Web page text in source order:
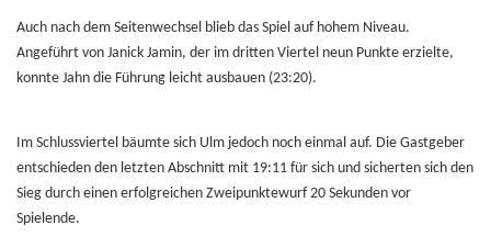
Auch nach dem Seitenwechsel blieb das Spiel auf hohem Niveau.
Angeführt von Janick Jamin, der im dritten Viertel neun Punkte erzielte,
konnte Jahn die Führung leicht ausbauen (23:20).
Im Schlussviertel bäumte sich Ulm jedoch noch einmal auf. Die Gastgeber
entschieden den letzten Abschnitt mit 19:11 für sich und sicherten sich den
Sieg durch einen erfolgreichen Zweipunktewurf 20 Sekunden vor
Spielende.